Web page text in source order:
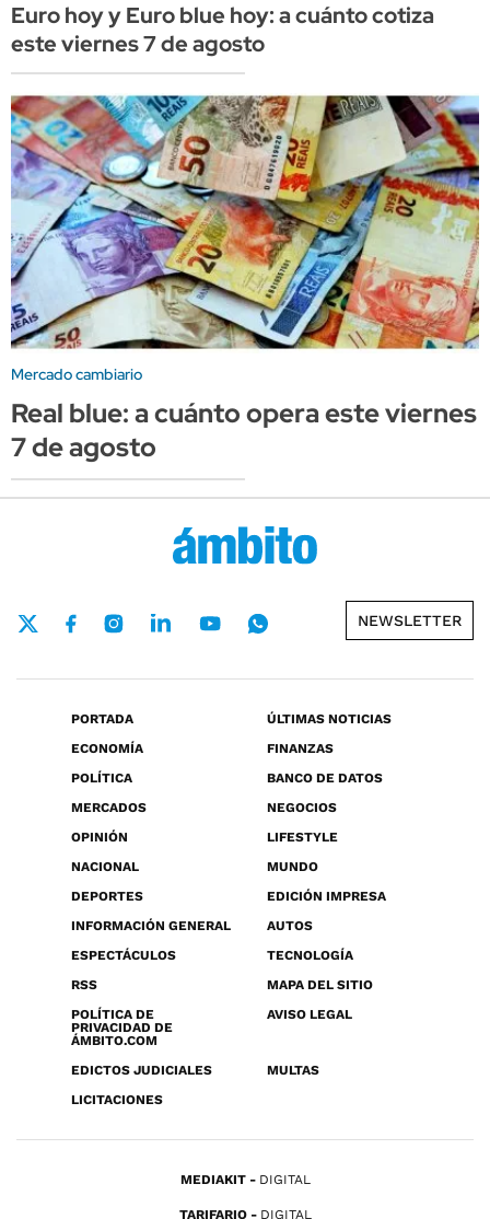
Euro hoy y Euro blue hoy: a cuánto cotiza
este viernes 7 de agosto
Mercado cambiario
Real blue: a cuánto opera este viernes
7 de agosto
NEWSLETTER
PORTADA
ÚLTIMAS NOTICIAS
ECONOMÍA
FINANZAS
POLÍTICA
BANCO DE DATOS
MERCADOS
NEGOCIOS
OPINIÓN
LIFESTYLE
NACIONAL
MUNDO
DEPORTES
EDICIÓN IMPRESA
INFORMACIÓN GENERAL
AUTOS
ESPECTÁCULOS
TECNOLOGÍA
RSS
MAPA DEL SITIO
POLÍTICA DE
PRIVACIDAD DE
ÁMBITO.COM
AVISO LEGAL
EDICTOS JUDICIALES
MULTAS
LICITACIONES
MEDIAKIT DIGITAL
TARIFARIO DIGITAL